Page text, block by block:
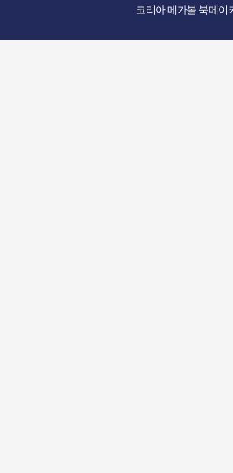
코리아 메가볼 북메이